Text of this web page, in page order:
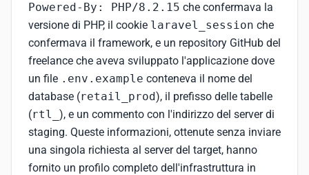
Powered-By: PHP/8.2.15 che confermava la
versione di PHP, il cookie laravel_session che
confermava il framework, e un repository GitHub del
freelance che aveva sviluppato l'applicazione dove
un file .env.example conteneva il nome del
database (retail_prod), il prefisso delle tabelle
(rtl_ ), e un commento con l'indirizzo del server di
staging. Queste informazioni, ottenute senza inviare
una singola richiesta al server del target, hanno
fornito un profilo completo dell'infrastruttura in